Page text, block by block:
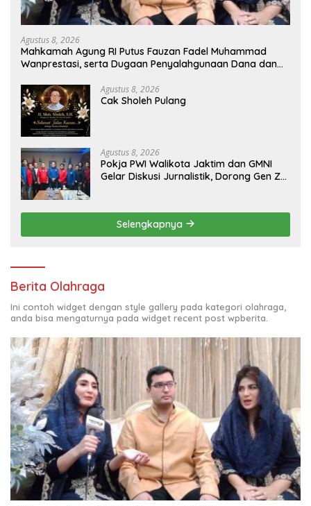
Agustus 8, 2026
Mahkamah Agung RI Putus Fauzan Fadel Muhammad
Wanprestasi, serta Dugaan Penyalahgunaan Dana dan
Agustus 8, 2026
Cak Sholeh Pulang
Agustus 8, 2026
Pokja PWI Walikota Jaktim dan GMNI
Gelar Diskusi Jurnalistik, Dorong Gen Z
Selengkapnya
Berita Olahraga
Ini contoh widget dengan style gallery pada kategori olahraga,
anda bisa mengaturnya pada widget recent post wpberita.